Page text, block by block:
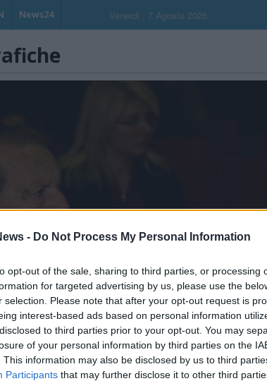
- Do Not Process My Personal Information
opt-out of the sale, sharing to third parties, or processing
for targeted advertising by us, please use the
selection. Please note that after your opt-out request is
interest-based ads based on personal information
to third parties prior to your opt-out. You may
of your personal information by third parties on the
This information may also be disclosed by us to third
Participants that may further disclose it to other third
News24 Venerdi , 7 Agosto 2026